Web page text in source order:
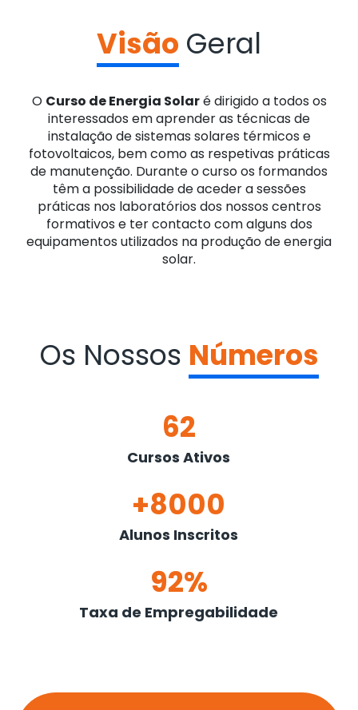
Visão Geral
O Curso de Energia Solaré dirigido a todos os
interessados em aprender as técnicas de
instalação de sistemas solares térmicos e
fotovoltaicos, bem como as respetivas práticas
de manutenção. Durante o curso os formandos
têm a possibilidade de aceder a sessões
práticas nos laboratórios dos nossos centros
formativos e ter contacto com alguns dos
equipamentos utilizados na produção de energia
solar.
Os Nossos Números
62
Cursos Ativos
+8000
Alunos Inscritos
92%
Taxa de Empregabilidade